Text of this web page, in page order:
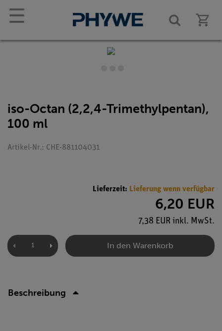
☰
iso-Octan (2,2,4-Trimethylpentan),
100 ml
Artikel-Nr.: CHE-881104031
Lieferzeit: Lieferung wenn verfügbar
6,20 EUR
7,38 EUR inkl. MwSt.
In den Warenkorb
Beschreibung